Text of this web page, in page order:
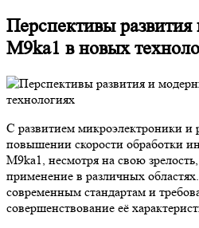
Перспективы
M9ka1 в новых
С развитием микроэлектроники и
повышении скорости обработки
M9ka1, несмотря на свою
применение в различных
современным стандартам и
совершенствование её